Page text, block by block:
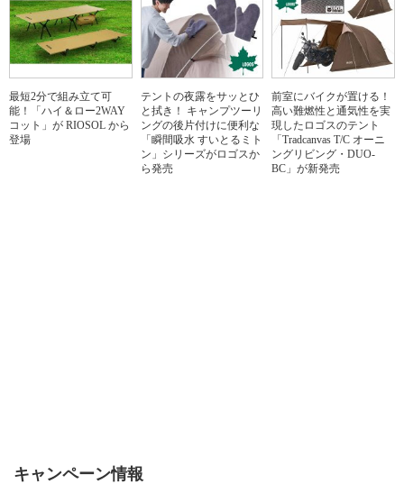
最短2分で組み立て可
能！「ハイ＆ロー2WAY
コット」が RIOSOL から
登場
テントの夜露をサッとひ
と拭き！ キャンプツーリ
ングの後片付けに便利な
「瞬間吸水 すいとるミト
ン」シリーズがロゴスか
ら発売
前室にバイクが置ける！
高い難燃性と通気性を実
現したロゴスのテント
「Tradcanvas T/C オーニ
ングリビング・DUO-
BC」が新発売
キャンペーン情報